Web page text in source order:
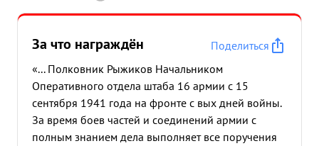
За что награждён
Поделиться
«... Полковник Рыжиков Начальником
Оперативного отдела штаба 16 армии с 15
сентября 1941 года на фронте с вых дней войны.
За время боев частей и соединений армии с
полным знанием дела выполняет все поручения